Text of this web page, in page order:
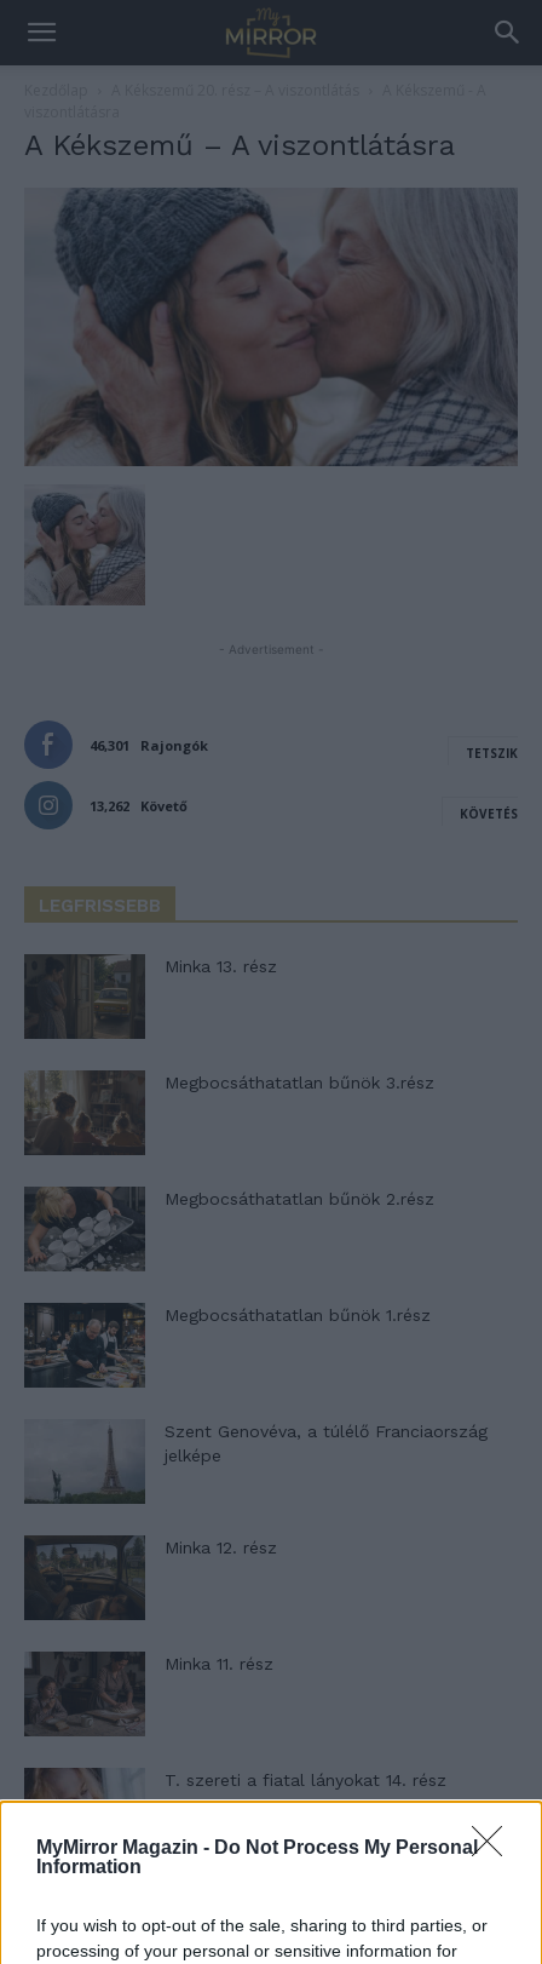
MyMirror Magazin - Do Not Process My Personal
Information
If you wish to opt-out of the sale, sharing to third parties, or
processing of your personal or sensitive information for
A Kékszemű – A viszontlátásra
- Advertisement -
46,301 Rajongók TETSZIK
13,262 Követő KÖVETÉS
LEGFRISSEBB
Minka 13. rész
Megbocsáthatatlan bűnök 3.rész
Megbocsáthatatlan bűnök 2.rész
Megbocsáthatatlan bűnök 1.rész
Szent Genovéva, a túlélő Franciaország
jelképe
Minka 12. rész
Minka 11. rész
T. szereti a fiatal lányokat 14. rész
nőknek, amikor segítséget kérnek?